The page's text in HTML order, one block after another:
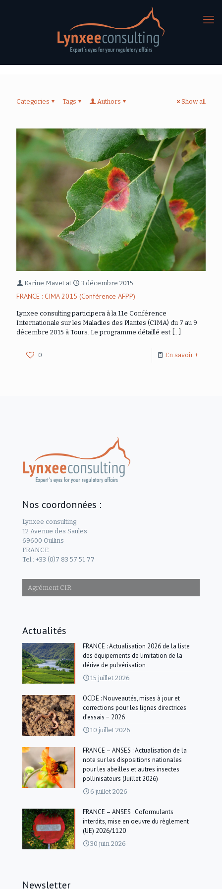
Categories Tags Authors Show all
Karine Mavet at 3 décembre 2015
FRANCE : CIMA 2015 (Conférence AFPP)
Lynxee consulting participera à la 11e Conférence
Internationale sur les Maladies des Plantes (CIMA) du 7 au 9
décembre 2015 à Tours. Le programme détaillé est
0 En savoir +
Nos coordonnées :
Lynxee consulting
12 Avenue des Saules
69600 Oullins
FRANCE
Tel.: +33 (0)7 83 57 51 77
Agrément CIR
Actualités
FRANCE : Actualisation 2026 de la liste
des équipements de limitation de la
dérive de pulvérisation
15 juillet 2026
OCDE : Nouveautés, mises à jour et
corrections pour les lignes directrices
d’essais − 2026
10 juillet 2026
FRANCE – ANSES : Actualisation de la
note sur les dispositions nationales
pour les abeilles et autres insectes
pollinisateurs (Juillet 2026)
6 juillet 2026
FRANCE – ANSES : Coformulants
interdits, mise en oeuvre du règlement
(UE) 2026/1120
30 juin 2026
Newsletter